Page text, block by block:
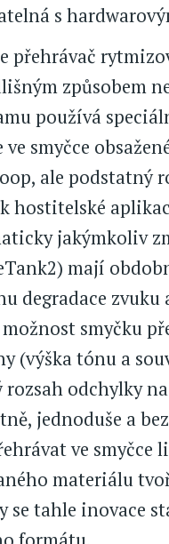
s
přehrávač
způsobem
používá
smyčce
ale podstatný
jakýmkoliv
mají
degradace zvuku
smyčku
(výška tónu a
odchylky
jednoduše a
ve smyčce
materiálu
tahle inovace